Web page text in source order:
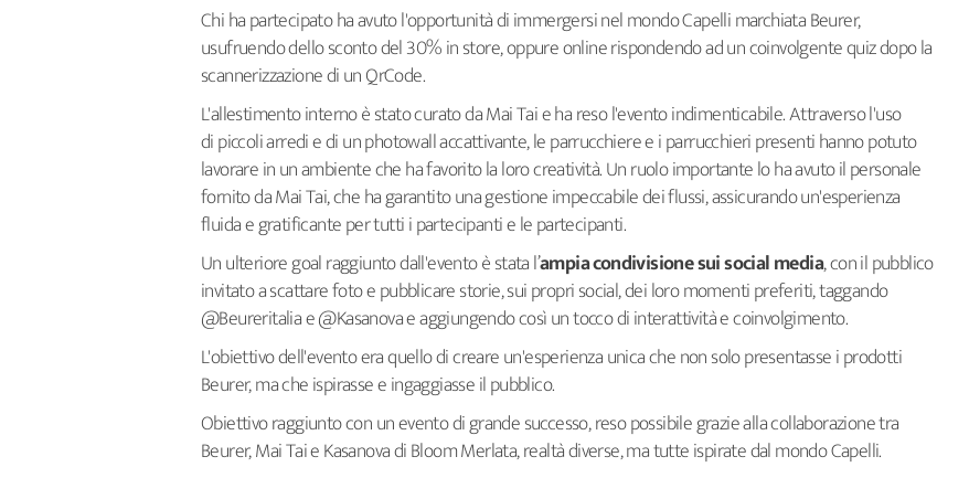
Chi ha partecipato ha avuto l'opportunità di immergersi nel mondo Capelli marchiata Beurer,
usufruendo dello sconto del 30% in store, oppure online rispondendo ad un coinvolgente quiz dopo la
scannerizzazione di un QrCode.
L'allestimento interno è stato curato da Mai Tai e ha reso l'evento indimenticabile. Attraverso l'uso
di piccoli arredi e di un photowall accattivante, le parrucchiere e i parrucchieri presenti hanno potuto
lavorare in un ambiente che ha favorito la loro creatività. Un ruolo importante lo ha avuto il personale
fornito da Mai Tai, che ha garantito una gestione impeccabile dei flussi, assicurando un'esperienza
fluida e gratificante per tutti i partecipanti e le partecipanti.
Un ulteriore goal raggiunto dall'evento è stata l’ampia condivisione sui social media, con il pubblico
invitato a scattare foto e pubblicare storie, sui propri social, dei loro momenti preferiti, taggando
@Beureritalia e @Kasanova e aggiungendo così un tocco di interattività e coinvolgimento.
L'obiettivo dell'evento era quello di creare un'esperienza unica che non solo presentasse i prodotti
Beurer, ma che ispirasse e ingaggiasse il pubblico.
Obiettivo raggiunto con un evento di grande successo, reso possibile grazie alla collaborazione tra
Beurer, Mai Tai e Kasanova di Bloom Merlata, realtà diverse, ma tutte ispirate dal mondo Capelli.